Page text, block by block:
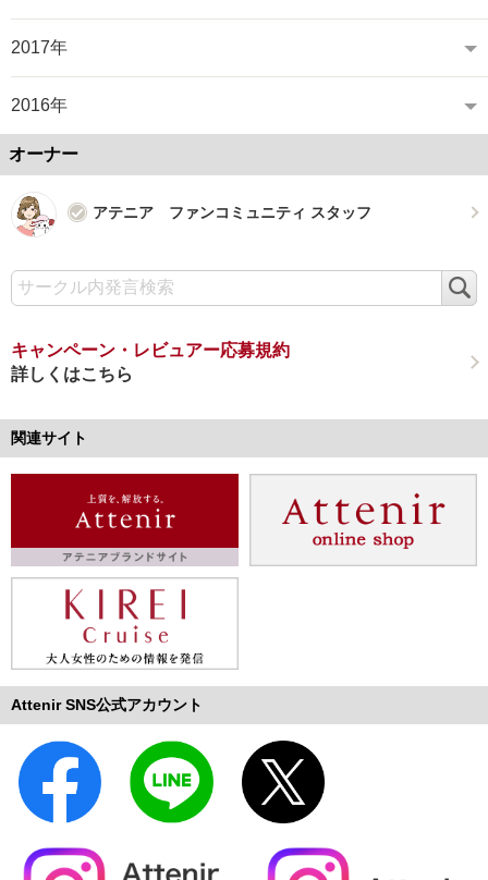
2017年
2016年
オーナー
アテニア ファンコミュニティ スタッフ
索
キャンペーン・レビュアー応募規約
詳しくはこちら
関連サイト
Attenir SNS公式アカウント